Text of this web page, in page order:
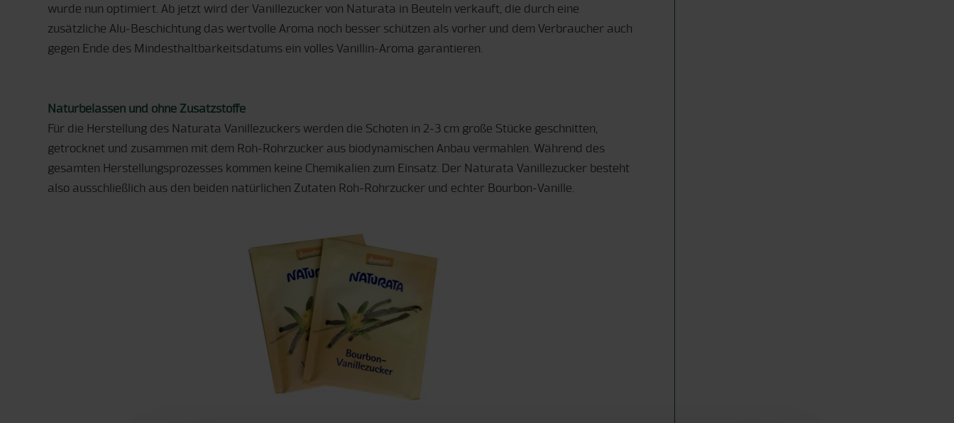
wurde nun optimiert. Ab jetzt wird der Vanillezucker von Naturata in Beuteln verkauft, die durch eine
zusätzliche Alu-Beschichtung das wertvolle Aroma noch besser schützen als vorher und dem Verbraucher auch
gegen Ende des Mindesthaltbarkeitsdatums ein volles Vanillin-Aroma garantieren.
Naturbelassen und ohne Zusatzstoffe
Für die Herstellung des Naturata Vanillezuckers werden die Schoten in 2-3 cm große Stücke geschnitten,
getrocknet und zusammen mit dem Roh-Rohrzucker aus biodynamischen Anbau vermahlen. Während des
gesamten Herstellungsprozesses kommen keine Chemikalien zum Einsatz. Der Naturata Vanillezucker besteht
also ausschließlich aus den beiden natürlichen Zutaten Roh-Rohrzucker und echter Bourbon-Vanille.